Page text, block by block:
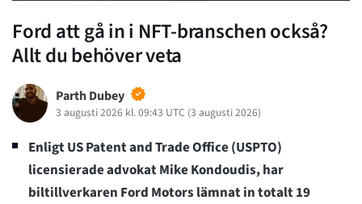
Ford att gå in i NFT-branschen också?
Allt du behöver veta
Parth Dubey
3 augusti 2026 kl. 09:43 UTC (3 augusti 2026)
Enligt US Patent and Trade Office (USPTO)
licensierade advokat Mike Kondoudis, har
biltillverkaren Ford Motors lämnat in totalt 19